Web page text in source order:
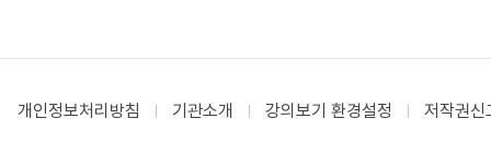
개인정보처리방침 기관소개 강의보기 환경설정 저작권신